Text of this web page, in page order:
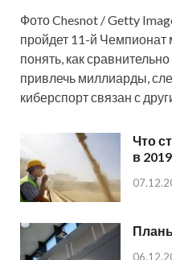
Фото Chesnot / Getty
пройдет 11-й Чемпионат
понять, как
привлечь миллиарды,
киберспорт связан с
Что
в